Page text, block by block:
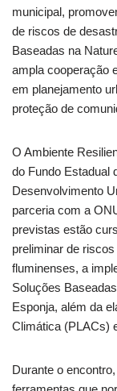
municipal,
de riscos de
Baseadas na
ampla cooperação
em planejamento
proteção de
O Ambiente
do Fundo Estadual
Desenvolvimento
parceria com a
previstas estão
preliminar de
fluminenses, a
Soluções
Esponja, além da
Climática (PLACs)
Durante o